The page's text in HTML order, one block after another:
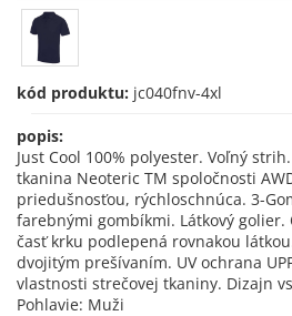
kód produktu: jc040fnv-4xl
popis:
Just Cool 100% polyester. Voľný
tkanina Neoteric TM spoločnosti
priedušnosťou, rýchloschnúca. 3-
farebnými gombíkmi. Látkový
časť krku podlepená rovnakou
dvojitým prešívaním. UV ochrana
vlastnosti strečovej tkaniny. Dizajn
Pohlavie: Muži